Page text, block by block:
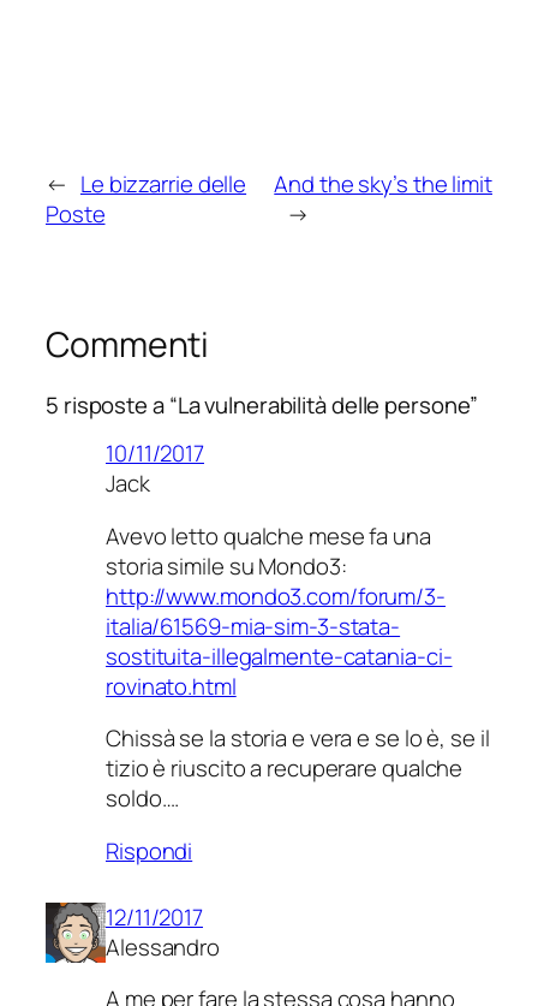
← Le bizzarrie delle
Poste
And the sky’s the limit
→
Commenti
5 risposte a “La vulnerabilità delle persone”
10/11/2017
Jack
Avevo letto qualche mese fa una
storia simile su Mondo3:
http://www.mondo3.com/forum/3-
italia/61569-mia-sim-3-stata-
sostituita-illegalmente-catania-ci-
rovinato.html
Chissà se la storia e vera e se lo è, se il
tizio è riuscito a recuperare qualche
soldo….
Rispondi
12/11/2017
Alessandro
A me per fare la stessa cosa hanno